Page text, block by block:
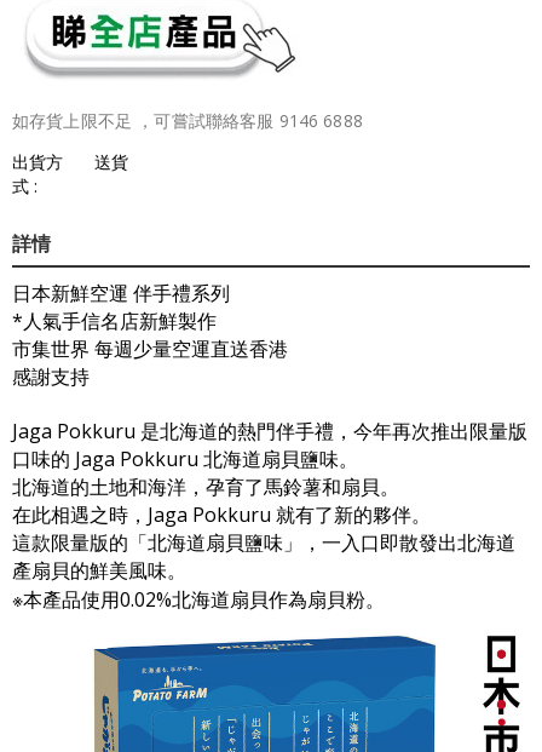
如存貨上限不足 ，可嘗試聯絡客服 9146 6888
出貨方
式 :
送貨
詳情
日本新鮮空運 伴手禮系列
*人氣手信名店新鮮製作
市集世界 每週少量空運直送香港
感謝支持
Jaga Pokkuru 是北海道的熱門伴手禮，今年再次推出限量版
口味的 Jaga Pokkuru 北海道扇貝鹽味。
北海道的土地和海洋，孕育了馬鈴薯和扇貝。
在此相遇之時，Jaga Pokkuru 就有了新的夥伴。
這款限量版的「北海道扇貝鹽味」，一入口即散發出北海道
產扇貝的鮮美風味。
※本產品使用0.02%北海道扇貝作為扇貝粉。